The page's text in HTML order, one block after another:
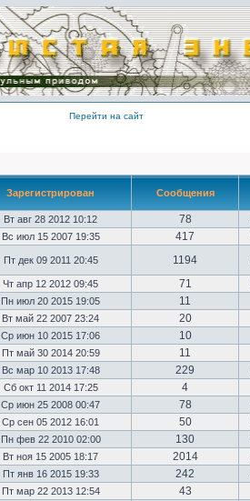
Перейти на сайт
Зарегистрирован Сообщения
Вт авг 28 2012 10:12 78
Вс июл 15 2007 19:35 417
Пт дек 09 2011 20:45 1194
Чт апр 12 2012 09:45 71
Пн июл 20 2015 19:05 11
Вт май 22 2007 23:24 20
Ср июн 10 2015 17:06 10
Пт май 30 2014 20:59 11
Вс мар 10 2013 17:48 229
Сб окт 11 2014 17:25 4
Ср июн 25 2008 00:47 78
Ср сен 05 2012 16:01 50
Пн фев 22 2010 02:00 130
Вт ноя 15 2005 18:17 2014
Пт янв 16 2015 19:33 242
Пт мар 22 2013 12:54 43